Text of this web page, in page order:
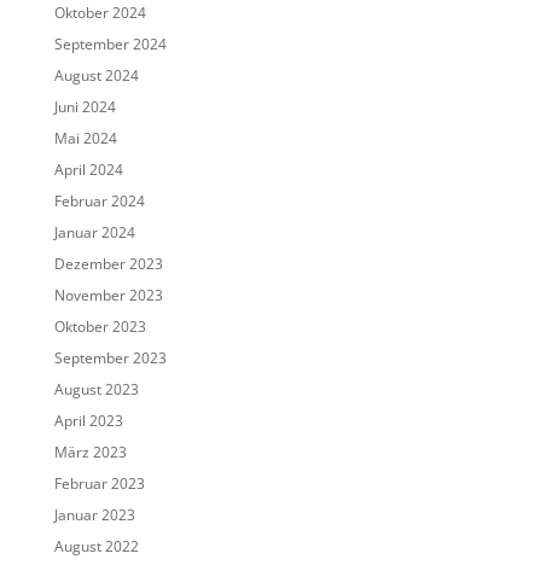
Oktober 2024
September 2024
August 2024
Juni 2024
Mai 2024
April 2024
Februar 2024
Januar 2024
Dezember 2023
November 2023
Oktober 2023
September 2023
August 2023
April 2023
März 2023
Februar 2023
Januar 2023
August 2022